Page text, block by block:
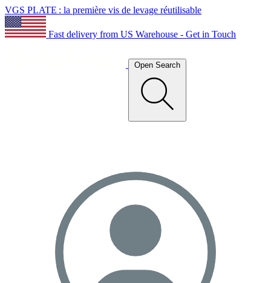
VGS PLATE : la première vis de levage réutilisable
Fast delivery from US Warehouse - Get in Touch
Open Search